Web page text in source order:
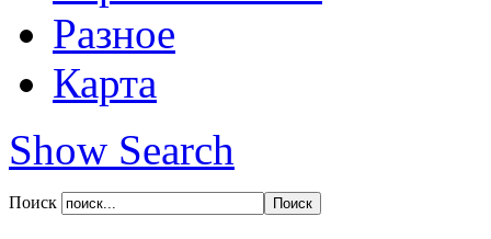
Разное
Карта
Show Search
Поиск